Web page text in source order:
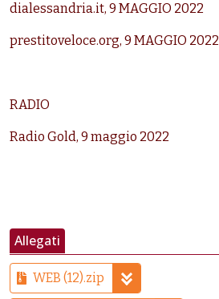
dialessandria.it, 9 MAGGIO 2022
prestitoveloce.org, 9 MAGGIO 2022
RADIO
Radio Gold, 9 maggio 2022
Allegati
WEB (12).zip